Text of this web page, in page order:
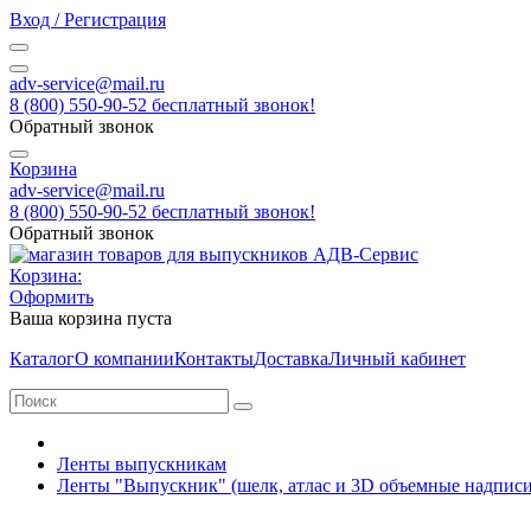
Вход / Регистрация
adv-service@mail.ru
8 (800) 550-90-52 бесплатный звонок!
Обратный звонок
Корзина
adv-service@mail.ru
8 (800) 550-90-52 бесплатный звонок!
Обратный звонок
Корзина:
Оформить
Ваша корзина пуста
КаталогО компанииКонтактыДоставкаЛичный кабинет
Ленты выпускникам
Ленты "Выпускник" (шелк, атлас и 3D объемные